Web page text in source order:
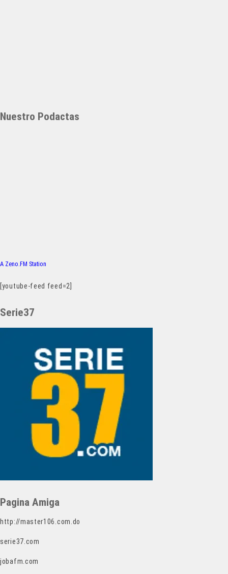
Nuestro Podactas
A Zeno.FM Station
[youtube-feed feed=2]
Serie37
Pagina Amiga
http://master106.com.do
serie37.com
jobafm.com